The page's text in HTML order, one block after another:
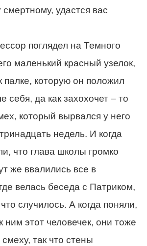
удастся вас
поглядел на Темного
маленький красный узелок,
палке, которую он положил
себя, да как захохочет – то
который вырвался у него
недель. И когда
что глава школы громко
же ввалились все в
велась беседа с Патриком,
случилось. А когда поняли,
ним этот человечек, они тоже
так что стены